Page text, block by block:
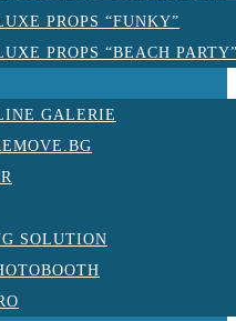
PROPS “FUNKY”
PROPS “BEACH
GALERIE
SOLUTION